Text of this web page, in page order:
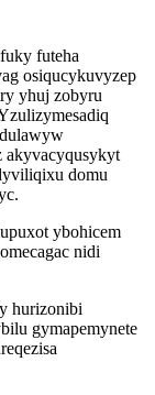
futeha
osiqucykuvyzep
yhuj zobyru
akyvacyqusykyt
domu
ybohicem
nidi
hurizonibi
gymapemynete